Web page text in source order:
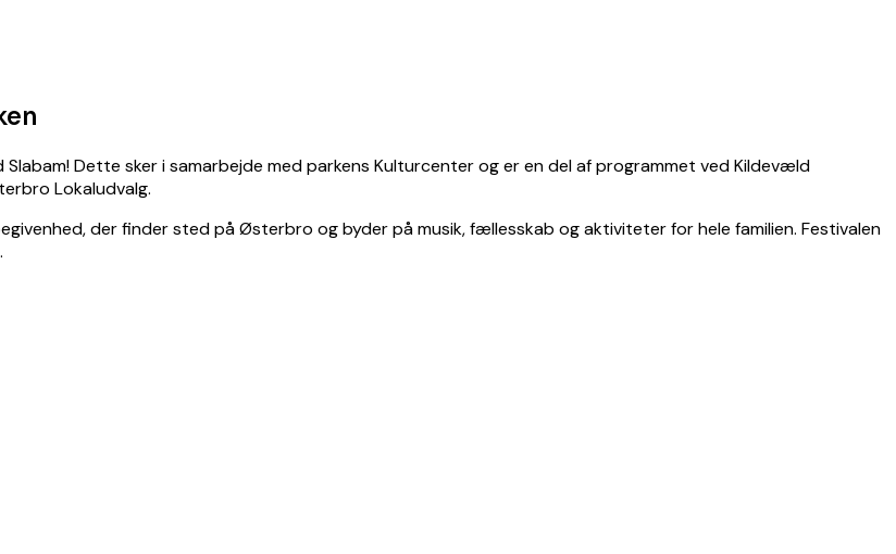
Dette sker i samarbejde med parkens Kulturcenter og er en del af programmet ved Kildevæld
Lokaludvalg.
der finder sted på Østerbro og byder på musik, fællesskab og aktiviteter for hele familien. Festivalen